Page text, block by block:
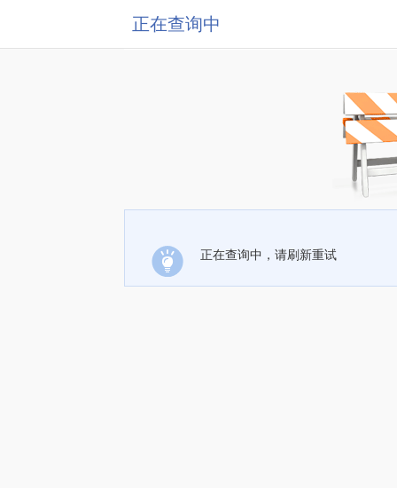
正在查询中
正在查询中，请刷新重试